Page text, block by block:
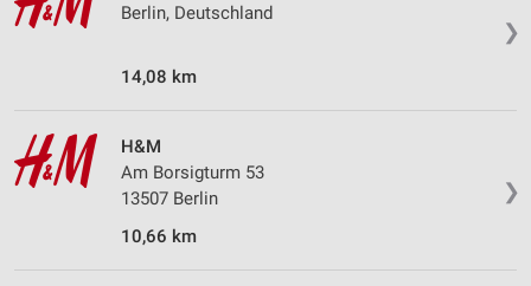
❯
Berlin, Deutschland
14,08 km
❯
H&M
Am Borsigturm 53
13507 Berlin
10,66 km